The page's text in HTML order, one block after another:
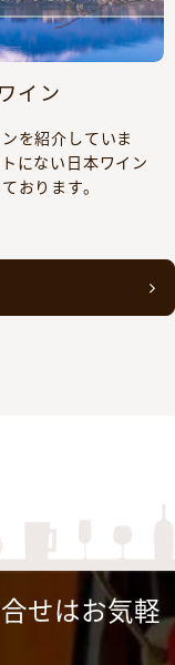
イン
を紹介していま
にない日本ワイン
おります。
せはお気軽